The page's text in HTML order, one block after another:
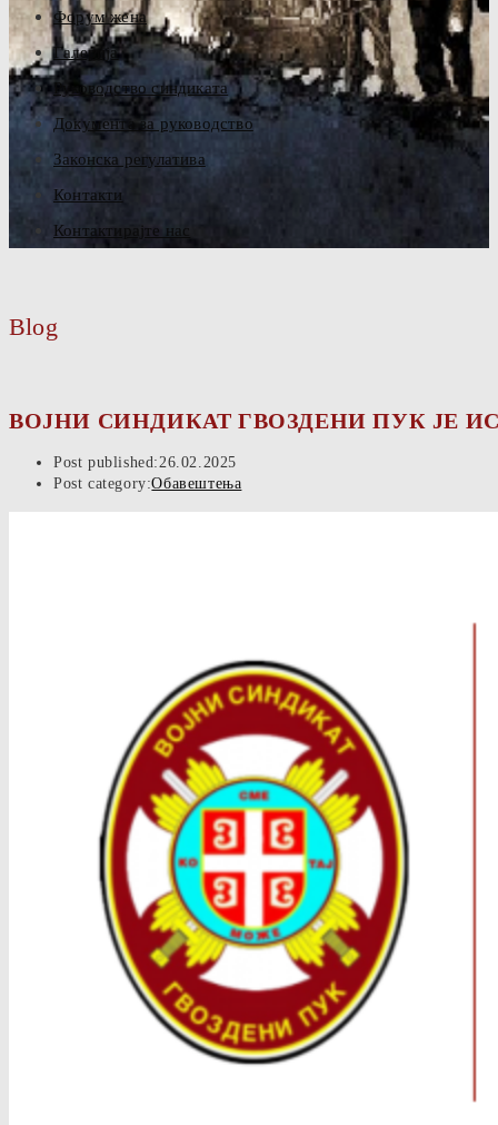
Форум жена
Галерија
Руководство синдиката
Документа за руководство
Законска регулатива
Контакти
Контактирајте нас
Blog
ВОЈНИ СИНДИКАТ ГВОЗДЕНИ ПУК ЈЕ
Post published:26.02.2025
Post category:Обавештења